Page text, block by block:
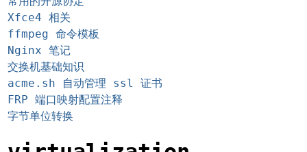
Xfce4 相关
ffmpeg 命令模板
Nginx 笔记
交换机基础知识
acme.sh 自动管理 ssl 证书
FRP 端口映射配置注释
字节单位转换